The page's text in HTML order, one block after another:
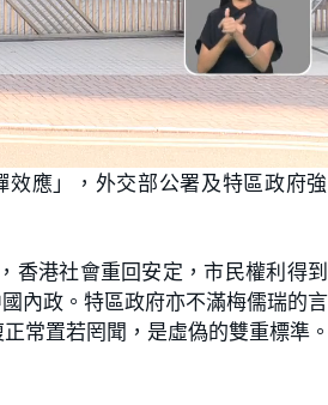
效應」，外交部公署及特區政府
香港社會重回安定，市民權利得
內政。特區政府亦不滿梅儒瑞的
常置若罔聞，是虛偽的雙重標準